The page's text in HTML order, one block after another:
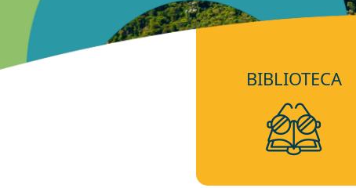
BIBLIOTECA